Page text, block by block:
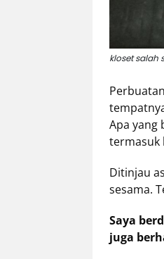
kloset salah
Apa yang
termasuk
Ditinjau
sesama.
Saya
juga